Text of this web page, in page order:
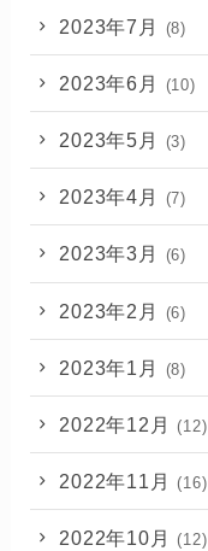
2023年7月 (8)
2023年6月 (10)
2023年5月 (3)
2023年4月 (7)
2023年3月 (6)
2023年2月 (6)
2023年1月 (8)
2022年12月 (12)
2022年11月 (16)
2022年10月 (12)